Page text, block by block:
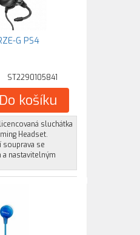
G PS4
ST2290105841
Do košíku
sluchátka
Headset.
souprava se
nastavitelným